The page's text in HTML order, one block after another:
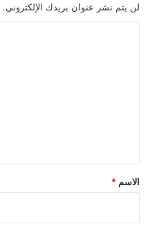
لن يتم نشر عنوان بريدك الإلكتروني.
*
الاسم *